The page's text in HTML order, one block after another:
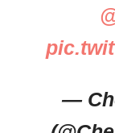
—